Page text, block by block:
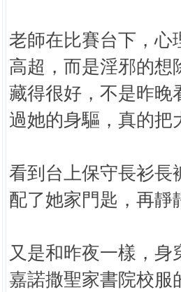
老師在比賽台下，心
高超，而是淫邪的想
藏得很好，不是昨晚
過她的身驅，真的把
看到台上保守長衫長
配了她家門匙，再靜
又是和昨夜一樣，
嘉諾撒聖家書院校服